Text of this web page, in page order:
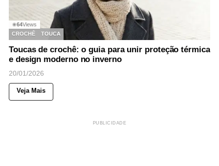
◉64Views
CROCHÊ
TOUCA
Toucas de crochê: o guia para unir proteção térmica
e design moderno no inverno
20/01/2026
Veja Mais
PUBLICIDADE